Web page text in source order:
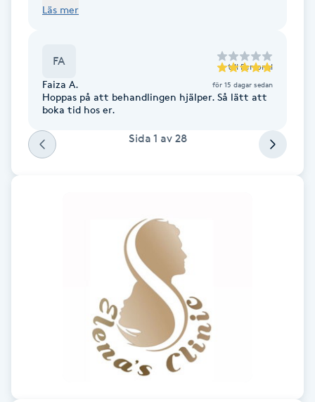
Friskvård
Friskvårdsmassage
Frisör
Funktionsanalys
Gellack
”receptionen”/kassan. Mitt lashlift blev ingen
kostade 500kr eftersom de färgade fransarna
också. Framgick ingenstans att det kostade
hit igen.
Läs mer
FA till Personal
Faiza A. för 15 dagar sedan
Hoppas på att behandlingen hjälper. Så lätt att
boka tid hos er.
Sida 1 av 28